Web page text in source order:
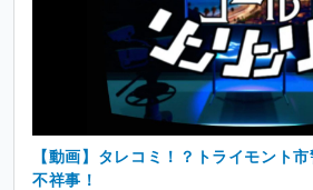
【動画】タレコミ！？トライモント
不祥事！